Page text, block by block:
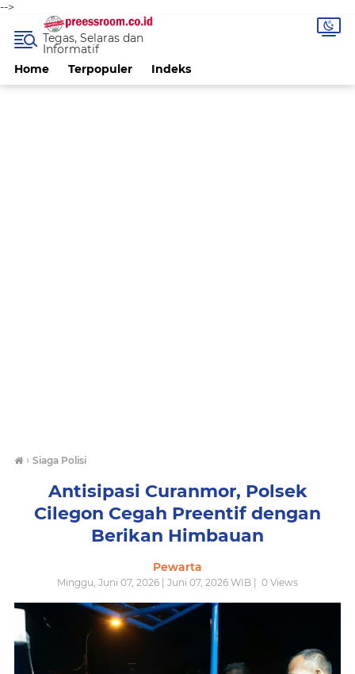
-->
Home Terpopuler Indeks
Tegas, Selaras dan
Informatif
› Siaga Polisi
Antisipasi Curanmor, Polsek
Cilegon Cegah Preentif dengan
Berikan Himbauan
Pewarta
Minggu, Juni 07, 2026 | Juni 07, 2026 WIB | 0 Views